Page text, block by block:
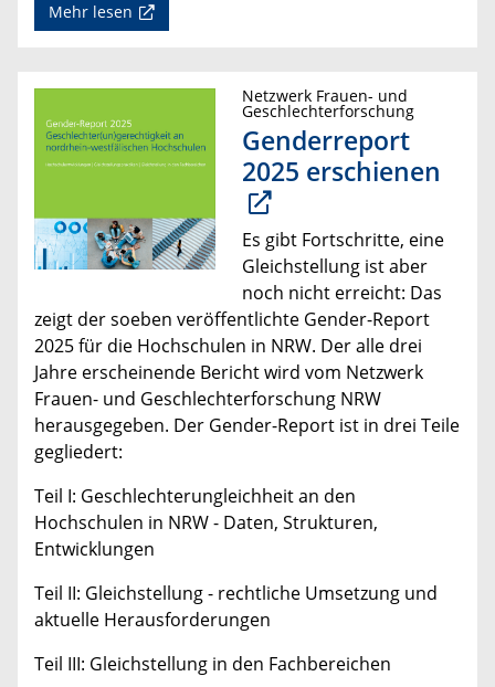
Mehr lesen
Netzwerk Frauen- und
Geschlechterforschung
Genderreport
2025 erschienen
Es gibt Fortschritte, eine
Gleichstellung ist aber
noch nicht erreicht: Das
zeigt der soeben veröffentlichte Gender-Report
2025 für die Hochschulen in NRW. Der alle drei
Jahre erscheinende Bericht wird vom Netzwerk
Frauen- und Geschlechterforschung NRW
herausgegeben. Der Gender-Report ist in drei Teile
gegliedert:
Teil I: Geschlechterungleichheit an den
Hochschulen in NRW - Daten, Strukturen,
Entwicklungen
Teil II: Gleichstellung - rechtliche Umsetzung und
aktuelle Herausforderungen
Teil III: Gleichstellung in den Fachbereichen